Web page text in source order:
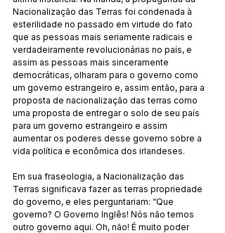
Nacionalização das Terras foi condenada à
esterilidade no passado em virtude do fato
que as pessoas mais seriamente radicais e
verdadeiramente revolucionárias no país, e
assim as pessoas mais sinceramente
democráticas, olharam para o governo como
um governo estrangeiro e, assim então, para a
proposta de nacionalização das terras como
uma proposta de entregar o solo de seu país
para um governo estrangeiro e assim
aumentar os poderes desse governo sobre a
vida política e econômica dos irlandeses.
Em sua fraseologia, a Nacionalização das
Terras significava fazer as terras propriedade
do governo, e eles perguntariam: “Que
governo? O Governo Inglês! Nós não temos
outro governo aqui. Oh, não! É muito poder